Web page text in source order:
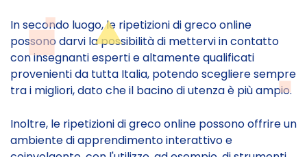
In secondo luogo, le ripetizioni di greco online
possono darvi la possibilità di mettervi in contatto
con insegnanti esperti e altamente qualificati
provenienti da tutta Italia, potendo scegliere sempre
tra i migliori, dato che il bacino di utenza è più ampio.
Inoltre, le ripetizioni di greco online possono offrire un
ambiente di apprendimento interattivo e